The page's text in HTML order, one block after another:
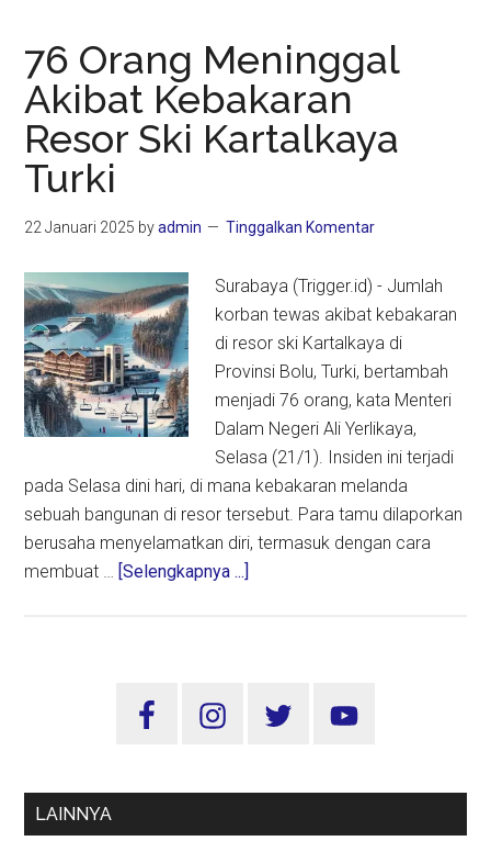
76 Orang Meninggal
Akibat Kebakaran
Resor Ski Kartalkaya
Turki
22 Januari 2025 byadmin Tinggalkan Komentar
Surabaya (Trigger.id) - Jumlah
korban tewas akibat kebakaran
di resor ski Kartalkaya di
Provinsi Bolu, Turki, bertambah
menjadi 76 orang, kata Menteri
Dalam Negeri Ali Yerlikaya,
Selasa (21/1). Insiden ini terjadi
pada Selasa dini hari, di mana kebakaran melanda
sebuah bangunan di resor tersebut. Para tamu dilaporkan
berusaha menyelamatkan diri, termasuk dengan cara
membuat … [Selengkapnya ...]
Kebakaran
Kartalkaya
Sidebar
LAINNYA